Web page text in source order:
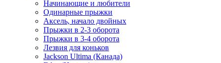
Начинающие и любители
Одинарные прыжки
Аксель, начало двойных
Прыжки в 2-3 оборота
Прыжки в 3-4 оборота
Лезвия для коньков
Jackson Ultima (Канада)